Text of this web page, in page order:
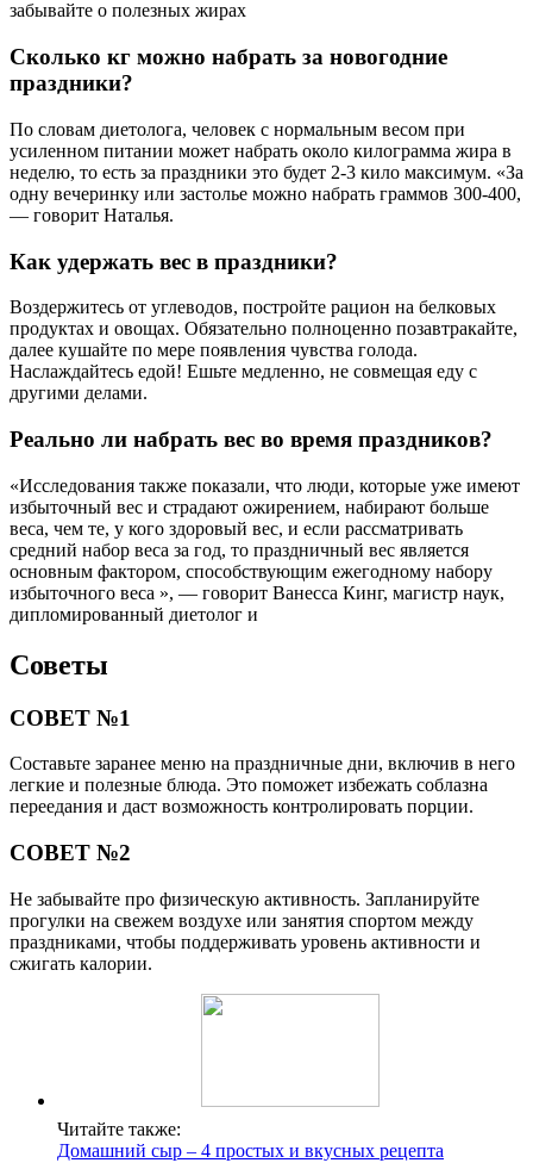
забывайте о полезных жирах
Сколько кг можно набрать за новогодние
праздники?
По словам диетолога, человек с нормальным весом при
усиленном питании может набрать около килограмма жира в
неделю, то есть за праздники это будет 2-3 кило максимум. «За
одну вечеринку или застолье можно набрать граммов 300-400,
— говорит Наталья.
Как удержать вес в праздники?
Воздержитесь от углеводов, постройте рацион на белковых
продуктах и овощах. Обязательно полноценно позавтракайте,
далее кушайте по мере появления чувства голода.
Наслаждайтесь едой! Ешьте медленно, не совмещая еду с
другими делами.
Реально ли набрать вес во время праздников?
«Исследования также показали, что люди, которые уже имеют
избыточный вес и страдают ожирением, набирают больше
веса, чем те, у кого здоровый вес, и если рассматривать
средний набор веса за год, то праздничный вес является
основным фактором, способствующим ежегодному набору
избыточного веса », — говорит Ванесса Кинг, магистр наук,
дипломированный диетолог и
Советы
СОВЕТ №1
Составьте заранее меню на праздничные дни, включив в него
легкие и полезные блюда. Это поможет избежать соблазна
переедания и даст возможность контролировать порции.
СОВЕТ №2
Не забывайте про физическую активность. Запланируйте
прогулки на свежем воздухе или занятия спортом между
праздниками, чтобы поддерживать уровень активности и
сжигать калории.
Читайте также:
Домашний сыр – 4 простых и вкусных рецепта